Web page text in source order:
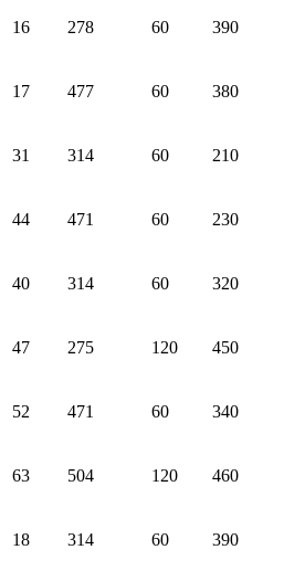
16 278 60 390
17 477 60 380
31 314 60 210
44 471 60 230
40 314 60 320
47 275 120 450
52 471 60 340
63 504 120 460
18 314 60 390